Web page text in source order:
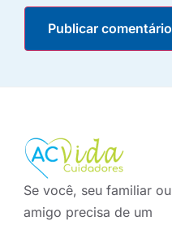
Se você, seu familiar ou
amigo precisa de um